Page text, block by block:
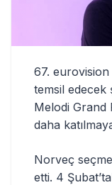
67. eurovision
temsil edecek
Melodi Grand
daha
Norveç
etti. 4